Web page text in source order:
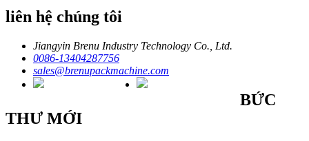
liên hệ chúng tôi
Jiangyin Brenu Industry Technology Co., Ltd.
0086-13404287756
sales@brenupackmachine.com
BỨC
THƯ MỚI